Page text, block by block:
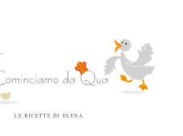
LE RICETTE DI ELENA